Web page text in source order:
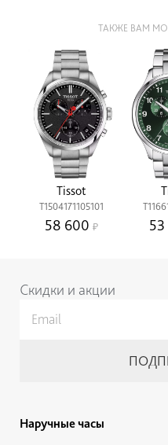
ТАКЖЕ ВАМ
Tissot
T1504171105101
58 600
Скидки и акции
Наручные часы